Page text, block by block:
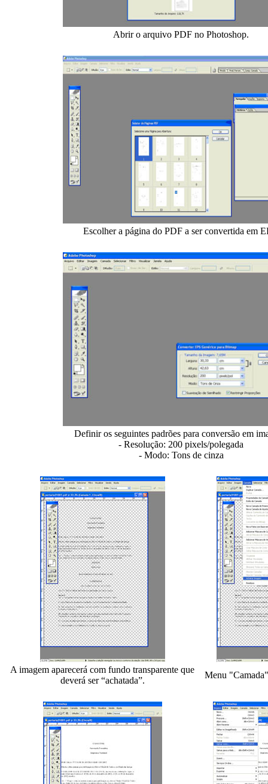
Abrir o arquivo PDF no Photoshop.
Escolher a página do PDF a ser convertida em
Definir os seguintes padrões para conversão em
- Resolução: 200 pixels/polegada
- Modo: Tons de cinza
A imagem aparecerá com fundo transparente que
deverá ser “achatada”.
Menu